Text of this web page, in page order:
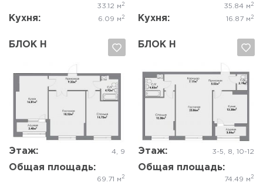
33.12 м 2
Кухня: 6.09 м 2
35.84 м 2
Кухня: 16.87 м 2
БЛОК Н
Этаж: 4, 9
Общая площадь:
69.71 м 2
Да, удалить Отмена
БЛОК Н
Этаж: 3-5, 8, 10-12
Общая площадь:
74.49 м 2
Да, удалить Отмена